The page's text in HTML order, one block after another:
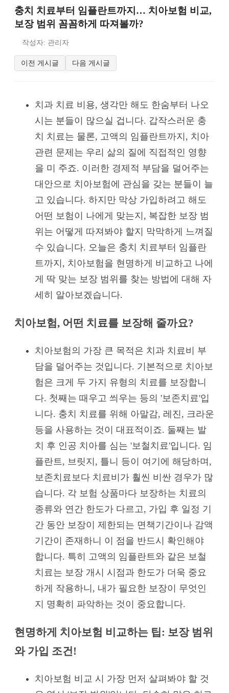
충치 치료부터 임플란트까지… 치아보험 비교,
보장 범위 꼼꼼하게 따져볼까?
작성자: 관리자
이전 게시글 다음 게시글
치과 치료 비용, 생각만 해도 한숨부터 나오
시는 분들이 많으실 겁니다. 갑작스러운 충
치 치료는 물론, 고액의 임플란트까지, 치아
관련 문제는 우리 삶의 질에 직접적인 영향
을 미 주죠. 이러한 경제적 부담을 덜어주는
대안으로 치아보험에 관심을 갖는 분들이 늘
고 있습니다. 하지만 막상 가입하려고 해도
어떤 보험이 나에게 맞는지, 복잡한 보장 범
위는 어떻게 따져봐야 할지 막막하게 느껴질
수 있습니다. 오늘은 충치 치료부터 임플란
트까지, 치아보험을 현명하게 비교하고 나에
게 딱 맞는 보장 범위를 찾는 방법에 대해 자
세히 알아보겠습니다.
치아보험, 어떤 치료를 보장해 줄까요?
치아보험의 가장 큰 목적은 치과 치료비 부
담을 덜어주는 것입니다. 기본적으로 치아보
험은 크게 두 가지 유형의 치료를 보장합니
다. 첫째는 때우고 씌우는 등의 '보존치료'입
니다. 충치 치료를 위해 아말감, 레진, 크라운
등을 사용하는 것이 대표적이죠. 둘째는 발
치 후 인공 치아를 심는 '보철치료'입니다. 임
플란트, 브릿지, 틀니 등이 여기에 해당하며,
보존치료보다 치료비가 훨씬 비싼 경우가 많
습니다. 각 보험 상품마다 보장하는 치료의
종류와 연간 한도가 다르고, 가입 후 일정 기
간 동안 보장이 제한되는 면책기간이나 감액
기간이 존재하니 이 점을 반드시 확인해야
합니다. 특히 고액의 임플란트와 같은 보철
치료는 보장 개시 시점과 한도가 더욱 중요
하게 작용하니, 내가 필요한 보장이 무엇인
지 명확히 파악하는 것이 중요합니다.
현명하게 치아보험 비교하는 팁: 보장 범위
와 가입 조건!
치아보험 비교 시 가장 먼저 살펴봐야 할 것